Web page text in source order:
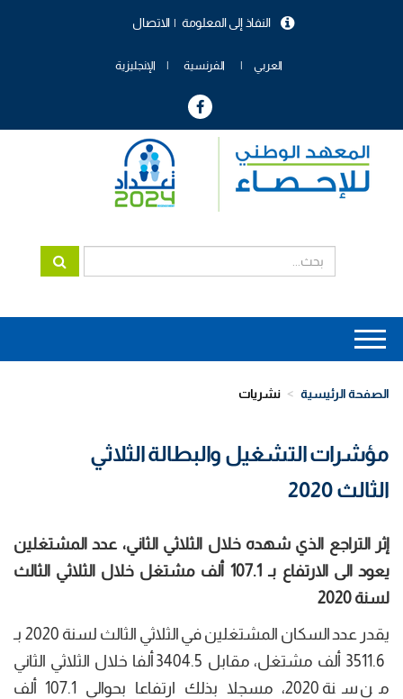
الاتصال النفاذ إلى المعلومة
العربي الفرنسية الإنجليزية
Main
navigation
الصفحة الرئيسية نشريات
مؤشرات التشغيل والبطالة الثلاثي
الثالث 2020
إثر التراجع الذي شهده خلال الثلاثي الثاني، عدد المشتغلين
يعود الى الارتفاع بـ 107.1 ألف مشتغل خلال الثلاثي الثالث
لسنة 2020
يقدر عدد السكان المشتغلين في الثلاثي الثالث لسنة 2020 بـ
3511.6 ألف مشتغل، مقابل 3404.5 ألفا خلال الثلاثي الثاني
من سنة 2020، مسجلا بذلك ارتفاعا بحوالي 107.1 ألف